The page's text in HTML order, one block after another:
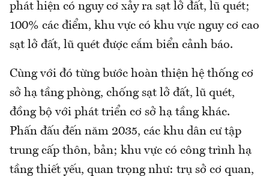
phát hiện có nguy cơ xảy ra sạt lở đất, lũ quét;
100% các điểm, khu vực có khu vực nguy cơ cao
sạt lở đất, lũ quét được cắm biển cảnh báo.
Cùng với đó từng bước hoàn thiện hệ thống cơ
sở hạ tầng phòng, chống sạt lở đất, lũ quét,
đồng bộ với phát triển cơ sở hạ tầng khác.
Phấn đấu đến năm 2035, các khu dân cư tập
trung cấp thôn, bản; khu vực có công trình hạ
tầng thiết yếu, quan trọng như: trụ sở cơ quan,